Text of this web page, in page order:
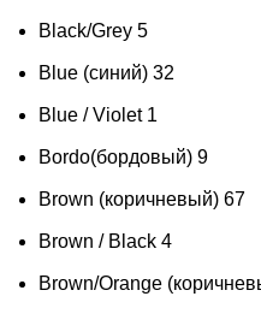
Black/Grey 5
Blue (синий) 32
Blue / Violet 1
Bordo(бордовый) 9
Brown (коричневый) 67
Brown / Black 4
Brown/Orange